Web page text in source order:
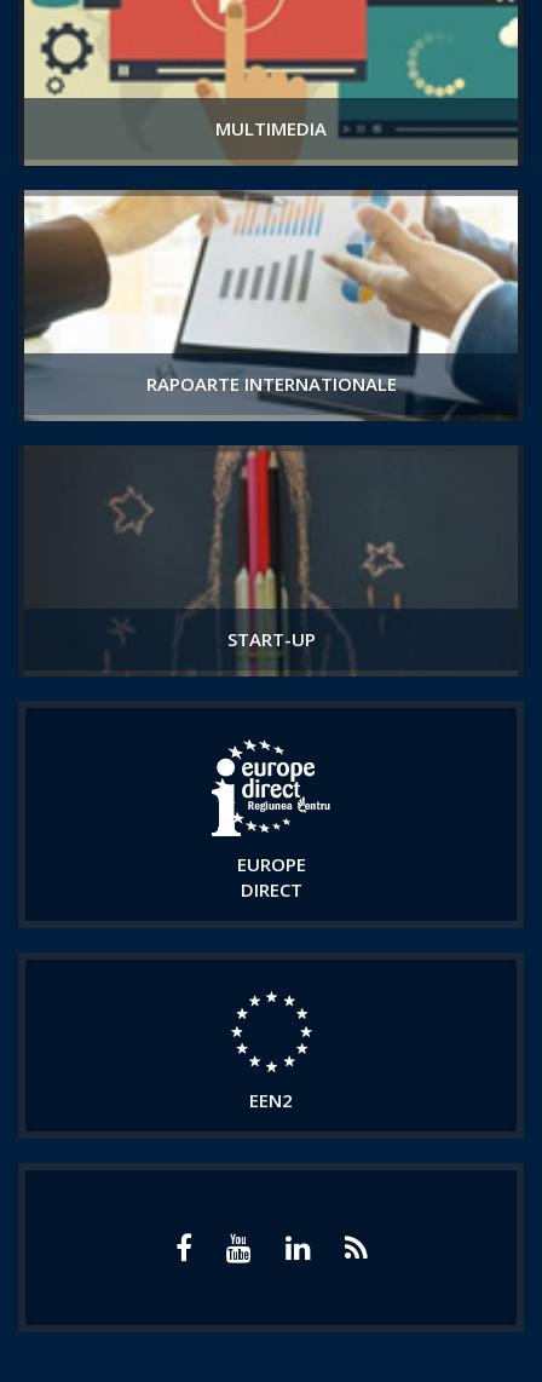
MULTIMEDIA
RAPOARTE INTERNATIONALE
START-UP
EUROPE
DIRECT
EEN2